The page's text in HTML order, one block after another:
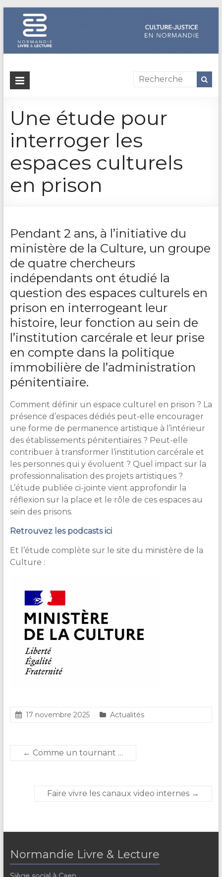
Dispositif
justice
en
Normandie
Un
de
Lecture
Une étude pour
interroger les
espaces culturels
en prison
Pendant 2 ans, à l’initiative du
ministère de la Culture, un groupe
de quatre chercheurs
indépendants ont étudié la
question des espaces culturels en
prison en interrogeant leur
histoire, leur fonction au sein de
l’institution carcérale et leur prise
en compte dans la politique
immobilière de l’administration
pénitentiaire.
Comment définir un espace culturel en prison ? La
présence d’espaces dédiés peut-elle encourager
une forme de permanence artistique à l’intérieur
des établissements pénitentiaires ? Peut-elle
contribuer à transformer l’institution carcérale et
les personnes qui y évoluent ? Quel impact sur la
professionnalisation des projets artistiques ?
L’étude publiée ci-jointe vient approfondir la
réflexion sur la place et le rôle de ces espaces au
sein des prisons.
Retrouvez les podcasts ici
Et l’étude complète sur le site du ministère de la
Culture :
17 novembre 2025 Actualités
← Comme un tournant …
Faire vivre les canaux video internes →
Normandie Livre & Lecture